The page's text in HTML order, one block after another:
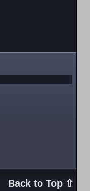
Back to Top ⇧